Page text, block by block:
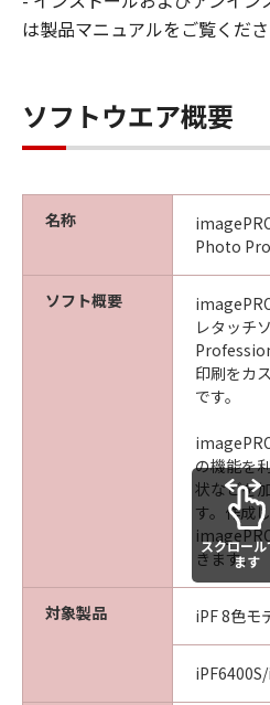
(1) 「本ソフトウエア」は
は、「本ソフトウエア」に
特定の目的への適合性の保
ないものとします。
(2) キヤノン、キヤノンの
売代理店及び販売店は、
の使用または使用不能か
（逸失利益及びその他の
損害を含むがこれらに限
て、一切の責任を負わな
え、キヤノン、キヤノン
販売代理店及び販売店が
(3) キヤノン、キヤノン
売代理店及び販売店は、
使用に起因または関連し
間に生じたいかなる紛争
を負わないものとします。
(4) 以上が、「本ソフトウ
ン、キヤノンの関連会社、
及び販売店のすべての責
は製品マニュアルをご覧くださ
ソフトウエア概要
名称
Photo
ソフト概要
レタッチ
印刷をカ
です。
の機能を
状などを
す。作成
きます。
対象製品 iPF 8色モ
スクロー
ます